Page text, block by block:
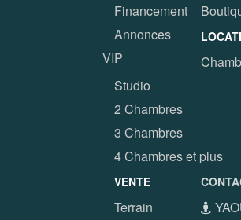
Financement
Annonces
VIP
Studio
2 Chambres
3 Chambres
4 Chambres et plus
VENTE
Terrain